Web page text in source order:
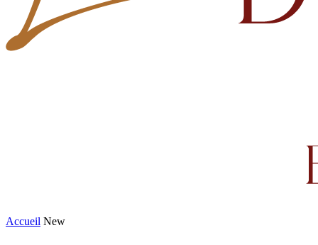
Accueil New